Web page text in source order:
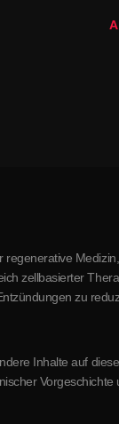
regenerative
zellbasierter
zu
Inhalte auf
Vorgeschichte